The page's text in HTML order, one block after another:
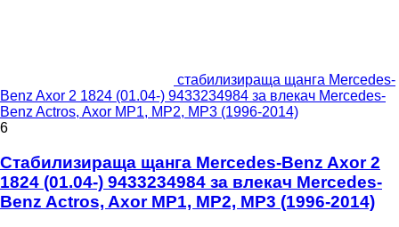
стабилизираща щанга Mercedes-
Benz Axor 2 1824 (01.04-) 9433234984 за влекач Mercedes-
Benz Actros, Axor MP1, MP2, MP3 (1996-2014)
6
Стабилизираща щанга Mercedes-Benz Axor 2
1824 (01.04-) 9433234984 за влекач Mercedes-
Benz Actros, Axor MP1, MP2, MP3 (1996-2014)